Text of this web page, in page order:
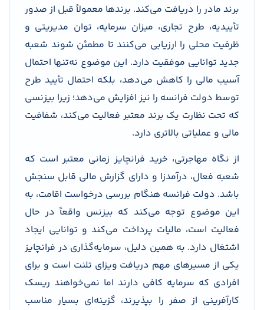
برند مادر را دریافت می‌کند. برندها معمولاً قبل از صدور
تأییدیه، طرح تجاری، میزان سرمایه، توان مدیریتی و
ظرفیت محلی را ارزیابی می‌کنند تا مطمئن شوند شعبه
جدید توانایی موفقیت دارد. این موضوع نه‌تنها احتمال
آسیب مالی را کاهش می‌دهد، بلکه احتمال تأیید طرح
توسط دولت فرانسه را نیز افزایش می‌دهد؛ زیرا بیزنسی
که تحت نظارت یک برند معتبر فعالیت می‌کند، شفافیت
مالی و عملیاتی بالاتری دارد.
از نگاه مهاجرتی، خرید فرانچایز زمانی معتبر است که
شعبه فعال، درآمدزا و دارای گزارش مالی قابل سنجش
باشد. دولت فرانسه هنگام بررسی درخواست اقامت، به
این موضوع توجه می‌کند که بیزنس واقعاً در حال
فعالیت است، مالیات پرداخت می‌کند و توانایی ایجاد
اشتغال دارد. به همین دلیل، سرمایه‌گذاری در فرانچایز
یکی از مسیرهای مهم دریافت ویزای تلنت است و برای
افرادی که سرمایه کافی دارند اما نمی‌خواهند ریسک
کارآفرینی از صفر را بپذیرند، گزینه‌ای بسیار مناسب